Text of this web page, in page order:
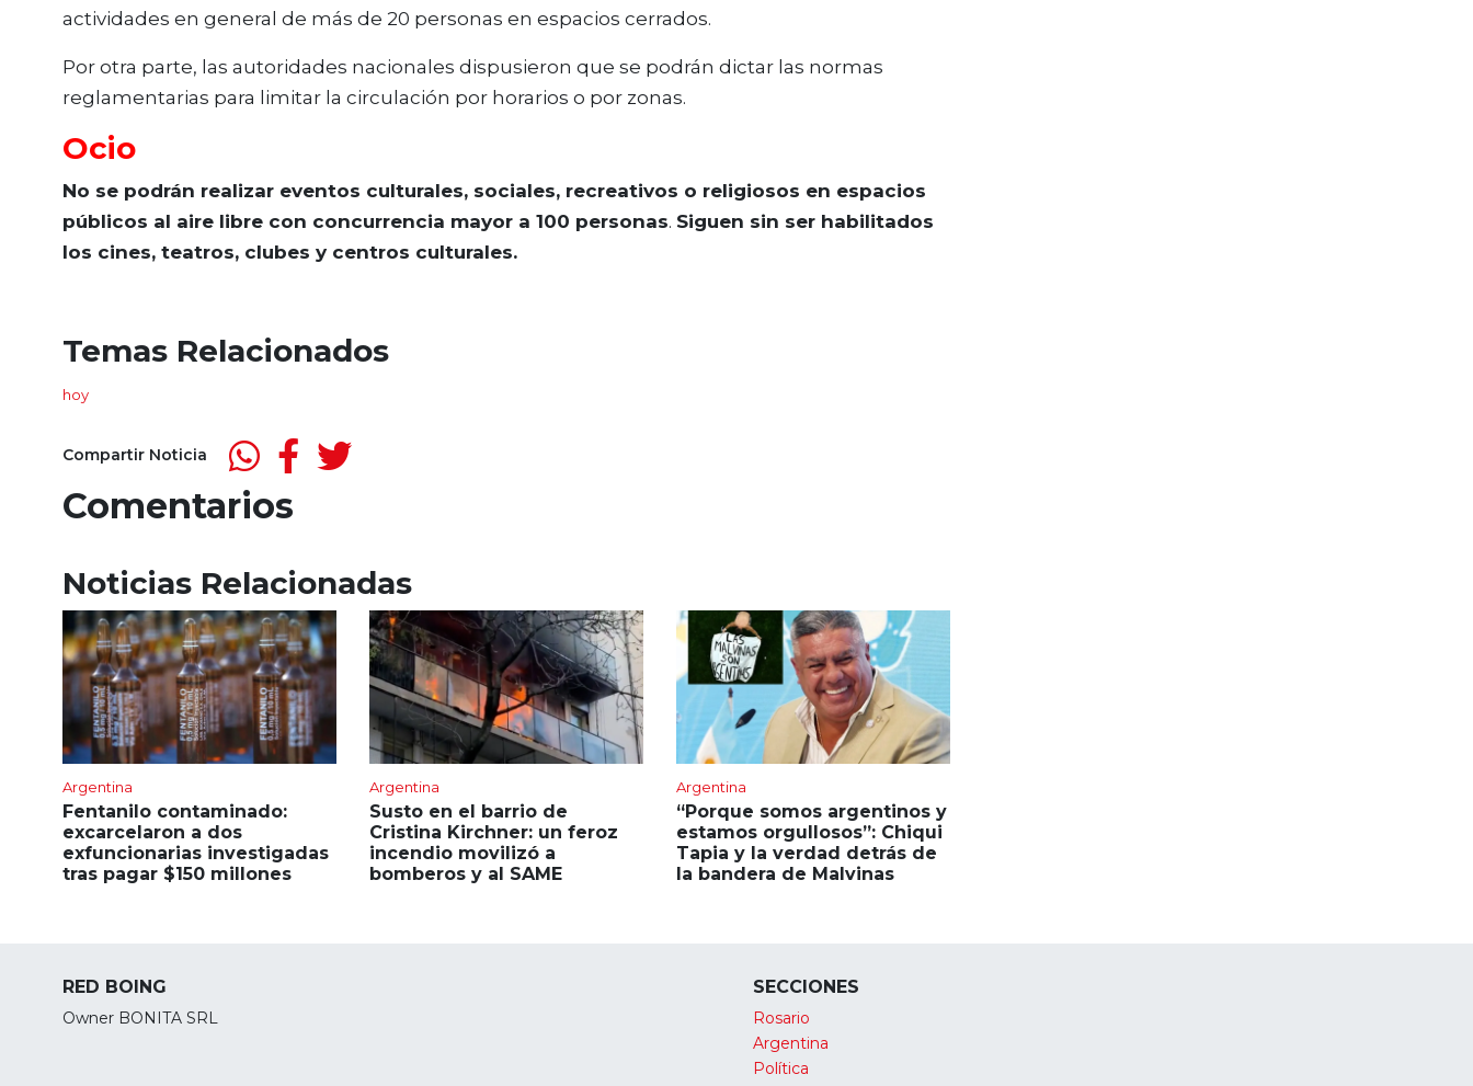
actividades en general de más de 20 personas en espacios cerrados.
Por otra parte, las autoridades nacionales dispusieron que se podrán dictar las normas
reglamentarias para limitar la circulación por horarios o por zonas.
Ocio
No se podrán realizar eventos culturales, sociales, recreativos o religiosos en espacios
públicos al aire libre con concurrencia mayor a 100 personas. Siguen sin ser habilitados
los cines, teatros, clubes y centros culturales.
Temas Relacionados
hoy
Compartir Noticia
Comentarios
Noticias Relacionadas
Argentina
Fentanilo contaminado:
excarcelaron a dos
exfuncionarias investigadas
tras pagar $150 millones
Argentina
Susto en el barrio de
Cristina Kirchner: un feroz
incendio movilizó a
bomberos y al SAME
Argentina
“Porque somos argentinos y
estamos orgullosos”: Chiqui
Tapia y la verdad detrás de
la bandera de Malvinas
RED BOING
Owner BONITA SRL
SECCIONES
Rosario
Argentina
Política